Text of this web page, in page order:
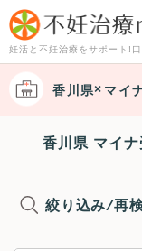
妊活と不妊治療をサポート!
香川県 マイ
香川県 マイ
絞り込み/再